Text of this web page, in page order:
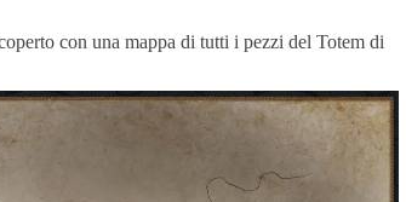
con una mappa di tutti i pezzi del Totem di